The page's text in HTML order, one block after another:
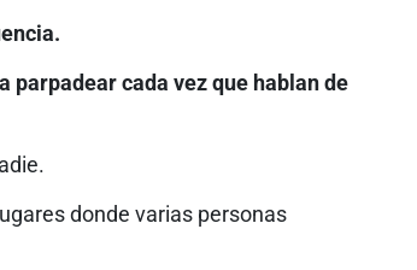
parpadear cada vez que hablan de
donde varias personas